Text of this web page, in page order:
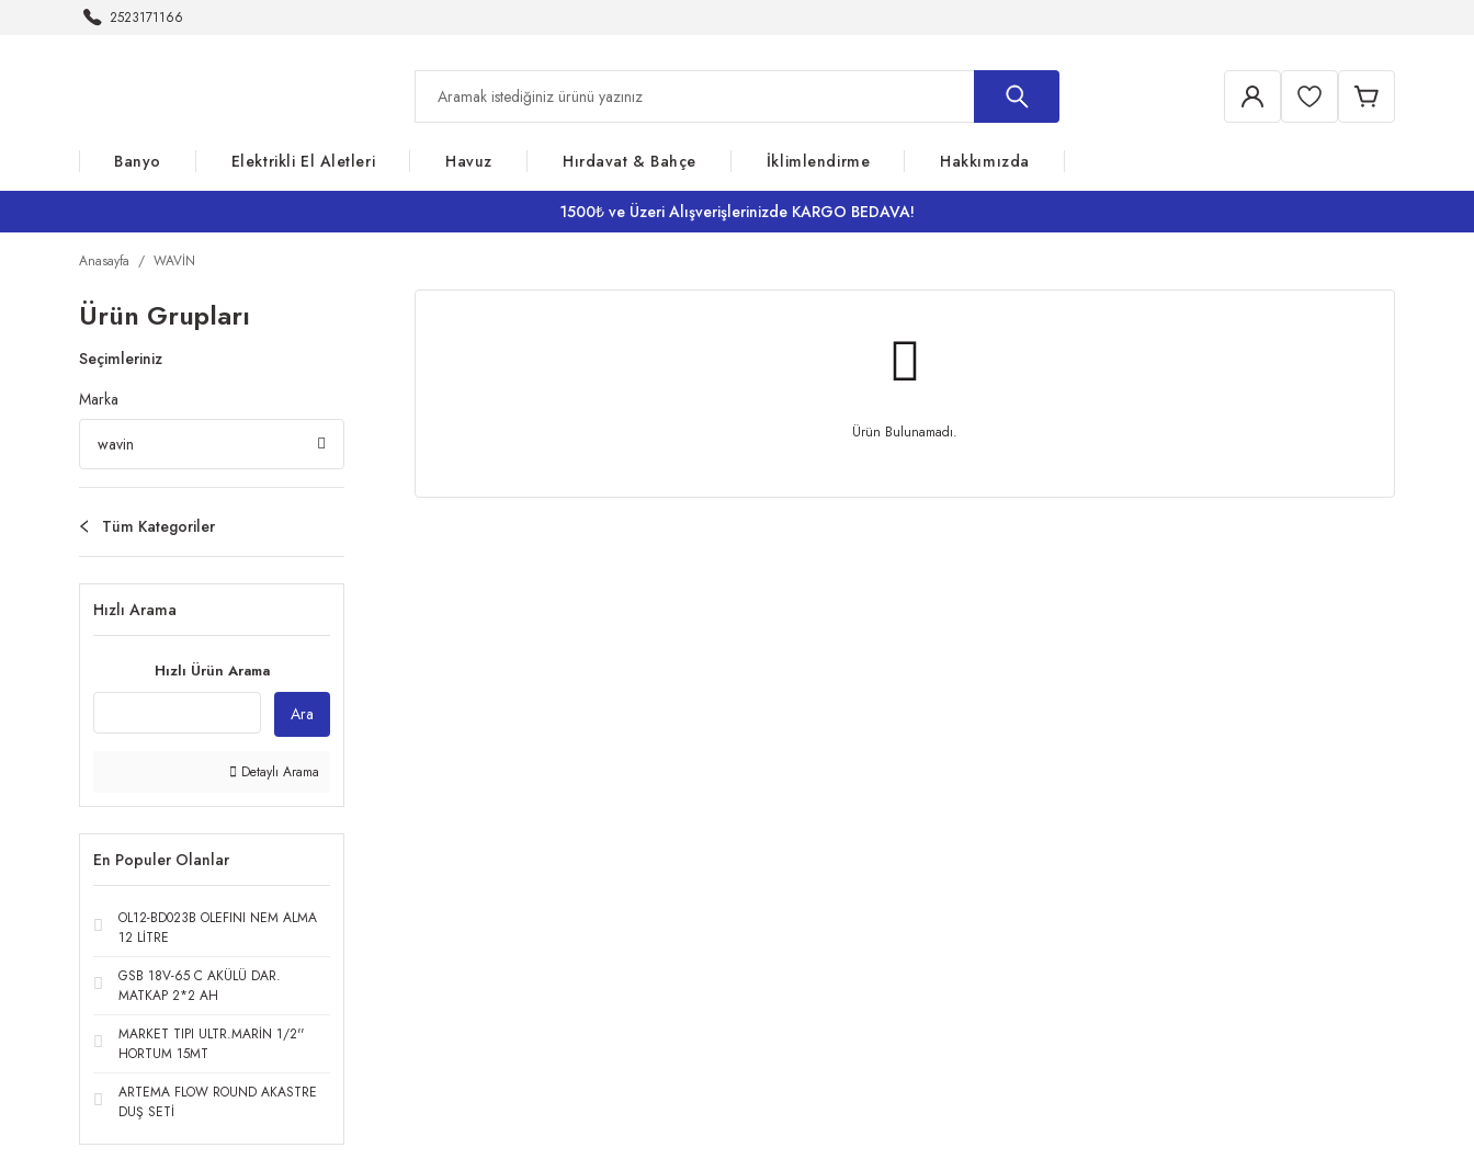
2523171166
Banyo Elektrikli El Aletleri Havuz Hırdavat & Bahçe İklimlendirme Hakkımızda
1500₺ ve Üzeri Alışverişlerinizde KARGO BEDAVA!
Anasayfa WAVİN
Ürün Grupları
Seçimleriniz
Marka
wavin
Tüm Kategoriler
Hızlı Arama
Hızlı Ürün Arama
Ara
Detaylı Arama
En Populer Olanlar
OL12-BD023B OLEFINI NEM ALMA
12 LİTRE
GSB 18V-65 C AKÜLÜ DAR.
MATKAP 2*2 AH
MARKET TIPI ULTR.MARİN 1/2''
HORTUM 15MT
ARTEMA FLOW ROUND AKASTRE
DUŞ SETİ
Ürün Bulunamadı.